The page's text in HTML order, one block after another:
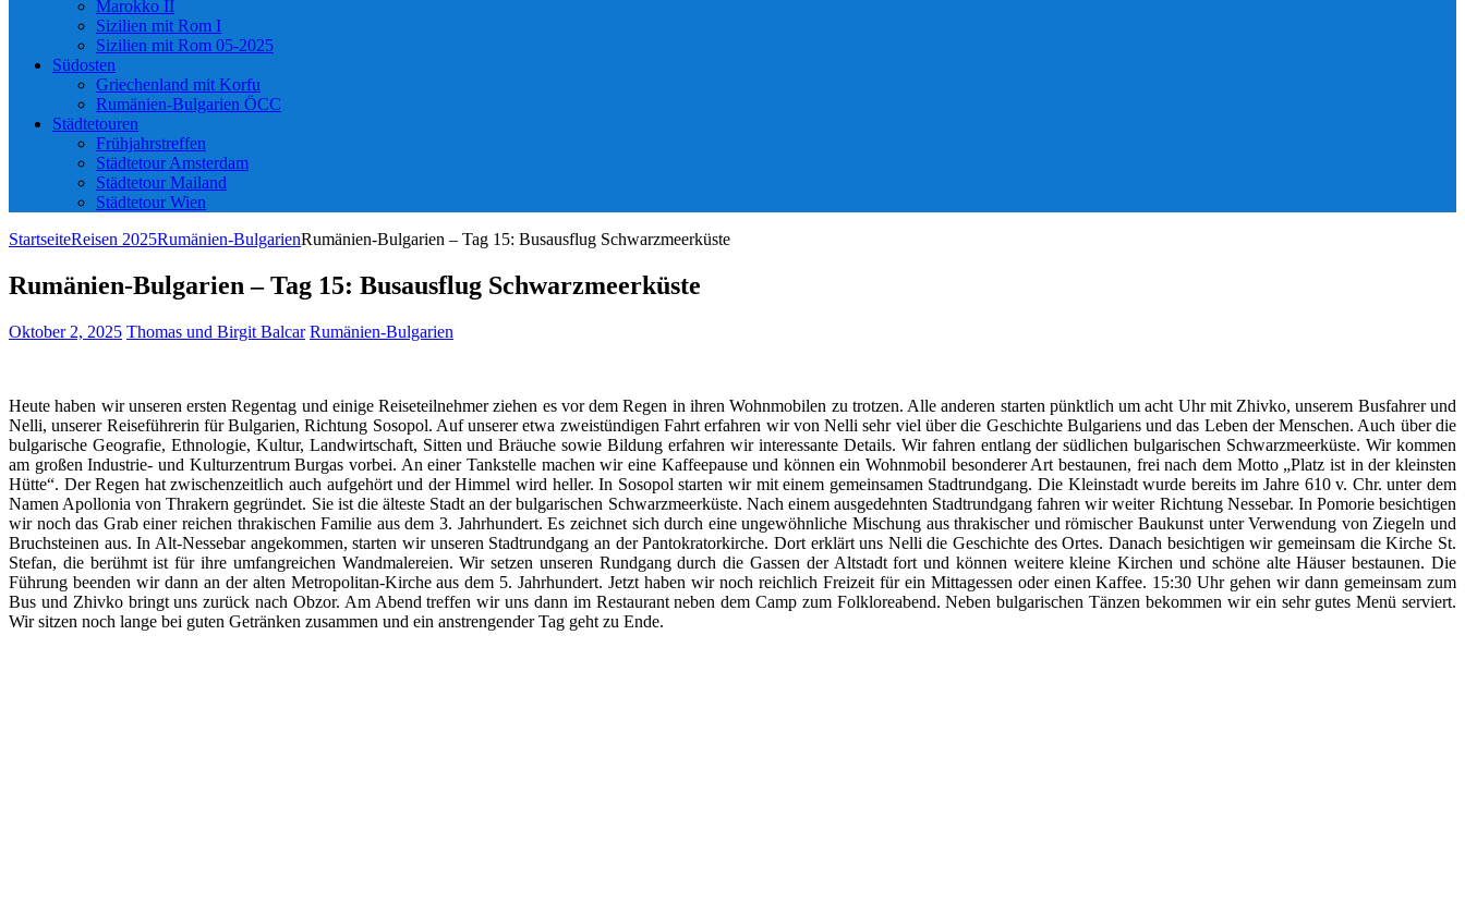
Marokko II
Sizilien mit Rom I
Sizilien mit Rom 05-2025
Südosten
Griechenland mit Korfu
Rumänien-Bulgarien ÖCC
Städtetouren
Frühjahrstreffen
Städtetour Amsterdam
Städtetour Mailand
Städtetour Wien
StartseiteReisen 2025Rumänien-BulgarienRumänien-Bulgarien – Tag 15: Busausflug Schwarzmeerküste
Rumänien-Bulgarien – Tag 15: Busausflug Schwarzmeerküste
Oktober 2, 2025 Thomas und Birgit Balcar Rumänien-Bulgarien
Heute haben wir unseren ersten Regentag und einige Reiseteilnehmer ziehen es vor dem Regen in ihren Wohnmobilen zu trotzen. Alle anderen starten pünktlich um acht Uhr mit Zhivko, unserem Busfahrer und
Nelli, unserer Reiseführerin für Bulgarien, Richtung Sosopol. Auf unserer etwa zweistündigen Fahrt erfahren wir von Nelli sehr viel über die Geschichte Bulgariens und das Leben der Menschen. Auch über die
bulgarische Geografie, Ethnologie, Kultur, Landwirtschaft, Sitten und Bräuche sowie Bildung erfahren wir interessante Details. Wir fahren entlang der südlichen bulgarischen Schwarzmeerküste. Wir kommen
am großen Industrie- und Kulturzentrum Burgas vorbei. An einer Tankstelle machen wir eine Kaffeepause und können ein Wohnmobil besonderer Art bestaunen, frei nach dem Motto „Platz ist in der kleinsten
Hütte“. Der Regen hat zwischenzeitlich auch aufgehört und der Himmel wird heller. In Sosopol starten wir mit einem gemeinsamen Stadtrundgang. Die Kleinstadt wurde bereits im Jahre 610 v. Chr. unter dem
Namen Apollonia von Thrakern gegründet. Sie ist die älteste Stadt an der bulgarischen Schwarzmeerküste. Nach einem ausgedehnten Stadtrundgang fahren wir weiter Richtung Nessebar. In Pomorie besichtigen
wir noch das Grab einer reichen thrakischen Familie aus dem 3. Jahrhundert. Es zeichnet sich durch eine ungewöhnliche Mischung aus thrakischer und römischer Baukunst unter Verwendung von Ziegeln und
Bruchsteinen aus. In Alt-Nessebar angekommen, starten wir unseren Stadtrundgang an der Pantokratorkirche. Dort erklärt uns Nelli die Geschichte des Ortes. Danach besichtigen wir gemeinsam die Kirche St.
Stefan, die berühmt ist für ihre umfangreichen Wandmalereien. Wir setzen unseren Rundgang durch die Gassen der Altstadt fort und können weitere kleine Kirchen und schöne alte Häuser bestaunen. Die
Führung beenden wir dann an der alten Metropolitan-Kirche aus dem 5. Jahrhundert. Jetzt haben wir noch reichlich Freizeit für ein Mittagessen oder einen Kaffee. 15:30 Uhr gehen wir dann gemeinsam zum
Bus und Zhivko bringt uns zurück nach Obzor. Am Abend treffen wir uns dann im Restaurant neben dem Camp zum Folkloreabend. Neben bulgarischen Tänzen bekommen wir ein sehr gutes Menü serviert.
Wir sitzen noch lange bei guten Getränken zusammen und ein anstrengender Tag geht zu Ende.